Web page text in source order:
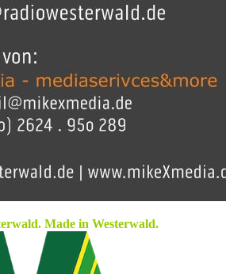
Made in Westerwald.